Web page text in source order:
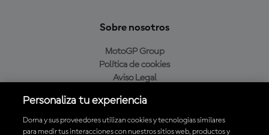
Sobre nosotros
MotoGP Group
Política de cookies
Aviso Legal
Política de compra
Personaliza tu experiencia
Dorna y sus proveedores utilizan cookies y tecnologías similares
para medir tus interacciones con nuestros sitios web, productos y